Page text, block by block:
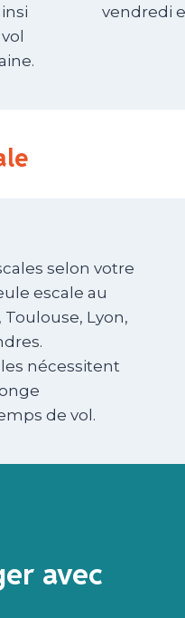
vendredi
selon votre
escale au
Toulouse, Lyon,
nécessitent
de vol.
avec